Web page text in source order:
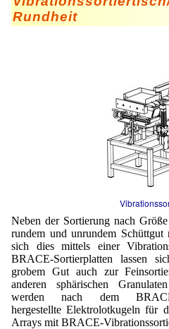
Rundheit
Neben der Sortierung nach
rundem und unrundem Schüttgut
sich dies mittels einer
BRACE-Sortierplatten lassen
grobem Gut auch zur
anderen sphärischen
werden nach dem BRACE-
hergestellte Elektrolotkugeln für
Arrays mit BRACE-